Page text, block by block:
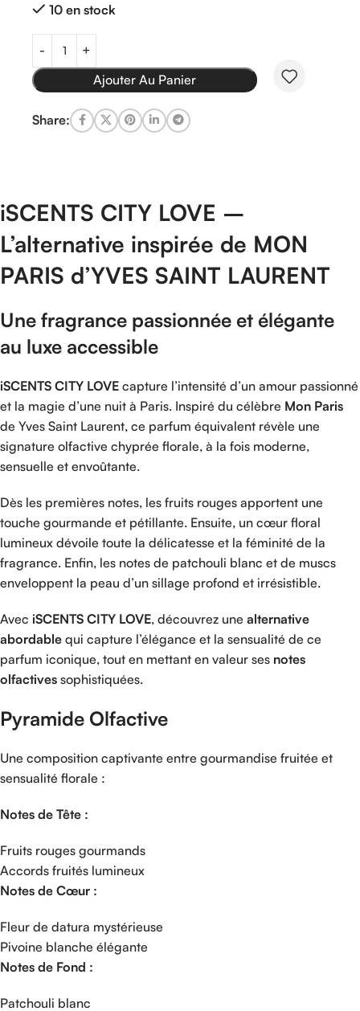
10 en stock
Ajouter Au Panier
Share:
iSCENTS CITY LOVE –
L’alternative inspirée de MON
PARIS d’YVES SAINT LAURENT
Une fragrance passionnée et élégante
au luxe accessible
iSCENTS CITY LOVE capture l’intensité d’un amour passionné
et la magie d’une nuit à Paris. Inspiré du célèbre Mon Paris
de Yves Saint Laurent, ce parfum équivalent révèle une
signature olfactive chyprée florale, à la fois moderne,
sensuelle et envoûtante.
Dès les premières notes, les fruits rouges apportent une
touche gourmande et pétillante. Ensuite, un cœur floral
lumineux dévoile toute la délicatesse et la féminité de la
fragrance. Enfin, les notes de patchouli blanc et de muscs
enveloppent la peau d’un sillage profond et irrésistible.
Avec iSCENTS CITY LOVE, découvrez une alternative
abordable qui capture l’élégance et la sensualité de ce
parfum iconique, tout en mettant en valeur ses notes
olfactives sophistiquées.
Pyramide Olfactive
Une composition captivante entre gourmandise fruitée et
sensualité florale :
Notes de Tête :
Fruits rouges gourmands
Accords fruités lumineux
Notes de Cœur :
Fleur de datura mystérieuse
Pivoine blanche élégante
Notes de Fond :
Patchouli blanc